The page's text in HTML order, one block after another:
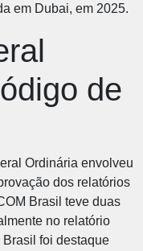
em Dubai, em 2025.
de
Ordinária envolveu
dos relatórios
Brasil teve duas
no relatório
foi destaque